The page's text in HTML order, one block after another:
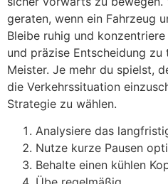
geraten, wenn ein Fahrzeug
Bleibe ruhig und
und präzise Entscheidung
Meister. Je mehr du spielst,
die Verkehrssituation
Strategie zu wählen.
Analysiere das
Nutze kurze Pausen
Behalte einen kühlen